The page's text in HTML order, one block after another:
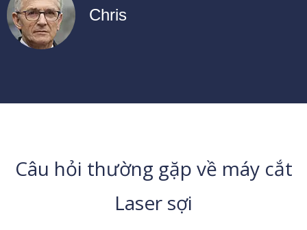
Chris
Câu hỏi thường gặp về máy cắt
Laser sợi